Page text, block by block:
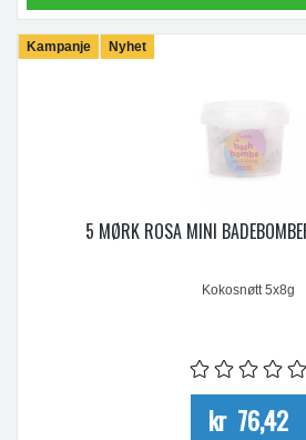
Kampanje Nyhet
5 MØRK ROSA MINI
Kokosnøtt 5x8g
kr 76,42